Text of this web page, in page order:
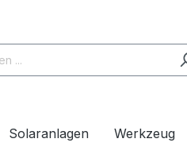
Solaranlagen Werkzeug